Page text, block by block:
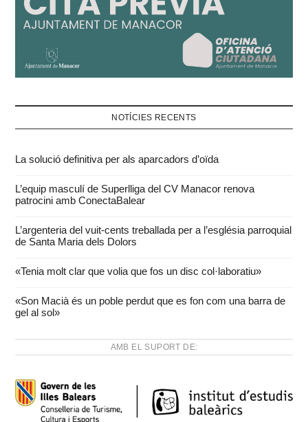
NOTÍCIES RECENTS
La solució definitiva per als aparcadors d’oïda
L’equip masculí de Superlliga del CV Manacor renova
patrocini amb ConectaBalear
L’argenteria del vuit-cents treballada per a l’església parroquial
de Santa Maria dels Dolors
«Tenia molt clar que volia que fos un disc col·laboratiu»
«Son Macià és un poble perdut que es fon com una barra de
gel al sol»
AMB EL SUPORT DE: